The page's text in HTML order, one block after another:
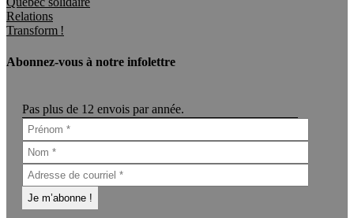
Relations
Transform !
Abonnez-vous à notre infolettre
Pas plus de 12 envois par année.